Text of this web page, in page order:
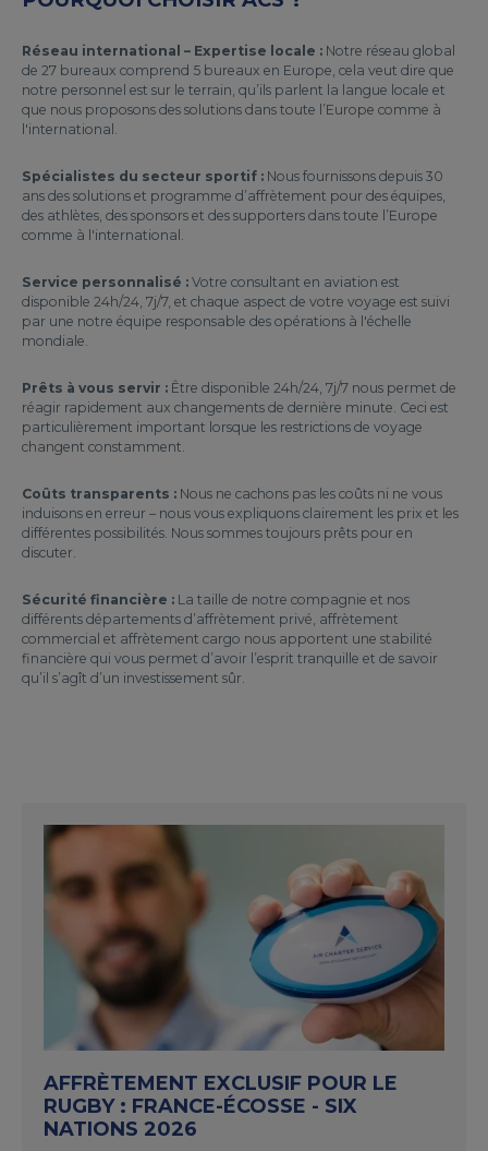
Réseau international – Expertise locale : Notre réseau global
de 27 bureaux comprend 5 bureaux en Europe, cela veut dire que
notre personnel est sur le terrain, qu’ils parlent la langue locale et
que nous proposons des solutions dans toute l’Europe comme à
l'international.
Spécialistes du secteur sportif : Nous fournissons depuis 30
ans des solutions et programme d’affrètement pour des équipes,
des athlètes, des sponsors et des supporters dans toute l’Europe
comme à l'international.
Service personnalisé : Votre consultant en aviation est
disponible 24h/24, 7j/7, et chaque aspect de votre voyage est suivi
par une notre équipe responsable des opérations à l'échelle
mondiale.
Prêts à vous servir : Être disponible 24h/24, 7j/7 nous permet de
réagir rapidement aux changements de dernière minute. Ceci est
particulièrement important lorsque les restrictions de voyage
changent constamment.
Coûts transparents : Nous ne cachons pas les coûts ni ne vous
induisons en erreur – nous vous expliquons clairement les prix et les
différentes possibilités. Nous sommes toujours prêts pour en
discuter.
Sécurité financière : La taille de notre compagnie et nos
différents départements d’affrètement privé, affrètement
commercial et affrètement cargo nous apportent une stabilité
financière qui vous permet d’avoir l’esprit tranquille et de savoir
qu’il s’agît d’un investissement sûr.
AFFRÈTEMENT EXCLUSIF POUR LE
RUGBY : FRANCE-ÉCOSSE - SIX
NATIONS 2026